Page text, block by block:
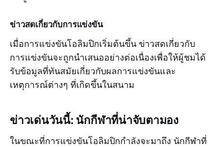
ข่าวสดเกี่ยวกับการแข่งขัน
เมื่อการแข่งขันโอลิมปิกเริ่มต้นขึ้น ข่าวสดเกี่ยวกับ
การแข่งขันจะถูกนำเสนออย่างต่อเนื่องเพื่อให้ผู้ชมได้
รับข้อมูลที่ทันสมัยเกี่ยวกับผลการแข่งขันและ
เหตุการณ์ต่างๆ ที่เกิดขึ้นในสนาม
ข่าวเด่นวันนี้: นักกีฬาที่น่าจับตามอง
ในขณะที่การแข่งขันโอลิมปิกกำลังจะมาถึง นักกีฬาที่